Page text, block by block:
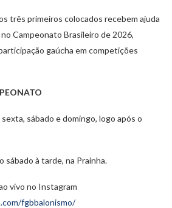
três primeiros colocados recebem ajuda
Campeonato Brasileiro de 2026,
gaúcha em competições
sábado e domingo, logo após o
sábado à tarde, na Prainha.
vivo no Instagram
fgbbalonismo/